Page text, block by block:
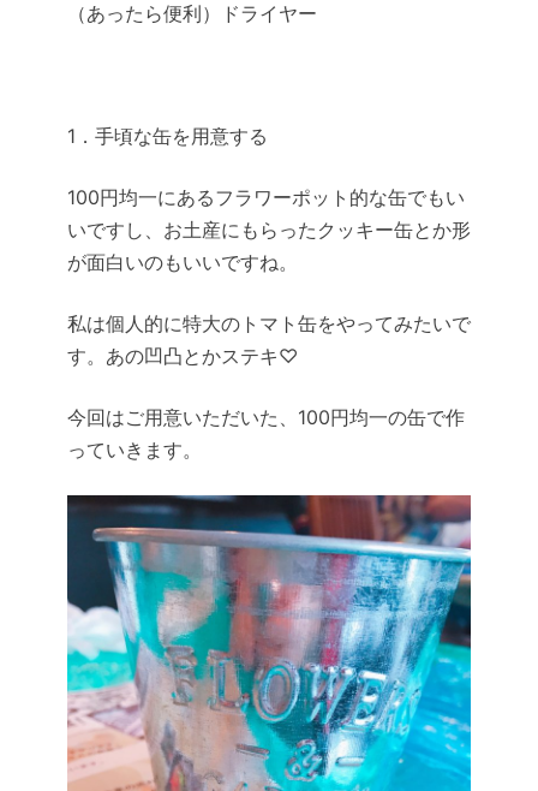
（あったら便利）ドライヤー
1．手頃な缶を用意する
100円均一にあるフラワーポット的な缶でもい
いですし、お土産にもらったクッキー缶とか形
が面白いのもいいですね。
私は個人的に特大のトマト缶をやってみたいで
す。あの凹凸とかステキ♡
今回はご用意いただいた、100円均一の缶で作
っていきます。